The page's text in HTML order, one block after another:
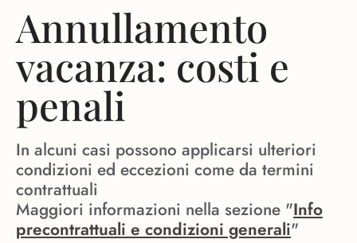
Annullamento
vacanza: costi e
penali
In alcuni casi possono applicarsi ulteriori
condizioni ed eccezioni come da termini
contrattuali
Maggiori informazioni nella sezione "Info
precontrattuali e condizioni generali"